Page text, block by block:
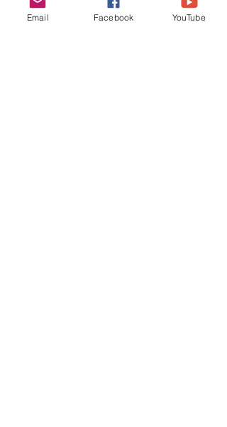
tra cui infezione, commozione
cerebrale o chirurgia / trauma. I
Email Facebook YouTube